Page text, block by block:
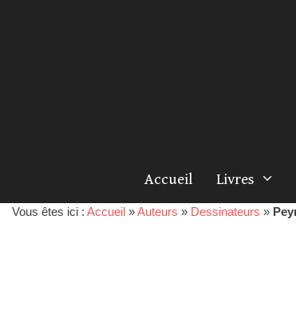
Accueil Livres
Vous êtes ici : Accueil »Auteurs » Dessinateurs »